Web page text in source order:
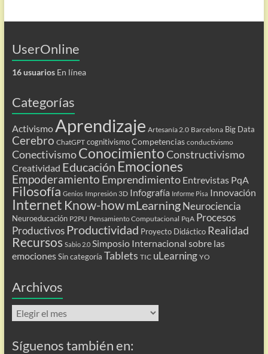
UserOnline
16 usuariosEn línea
Categorías
Activismo Aprendizaje Artesanía 2.0 Barcelona Big Data
Cerebro ChatGPT cognitivismo Competencias conductivismo
ConectivismoConocimientoConstructivismo
Creatividad Educación Emociones
Empoderamiento Emprendimiento Entrevistas PqA
Filosofía Genios Impresión 3D Infografía Informe Pisa Innovación
Internet Know-howmLearning Neurociencia
Neuroeducación P2PU Pensamiento Computacional PqA Procesos
Productivos Productividad Proyecto Didáctico Realidad
Recursos Sabio 2.0 Simposio Internacional sobre las
emociones Sin categoría Tablets TIC uLearning YO
Archivos
Archivos
Síguenos también en: